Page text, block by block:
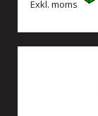
Exkl. moms